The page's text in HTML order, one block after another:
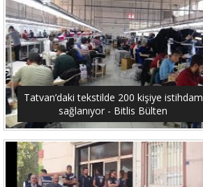
Tatvan’daki tekstilde 200 kişiye istihdam
sağlanıyor - Bitlis Bülten